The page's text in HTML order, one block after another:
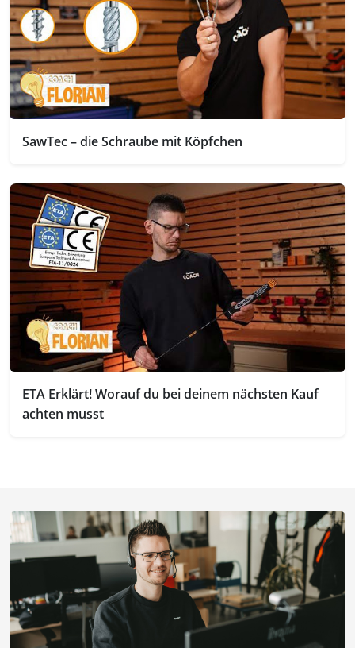
SawTec – die Schraube mit Köpfchen
ETA Erklärt! Worauf du bei deinem nächsten Kauf
achten musst